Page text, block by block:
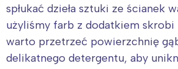
spłukać dzieła sztuki ze ścianek
użyliśmy farb z dodatkiem
warto przetrzeć powierzchnię
delikatnego detergentu, aby